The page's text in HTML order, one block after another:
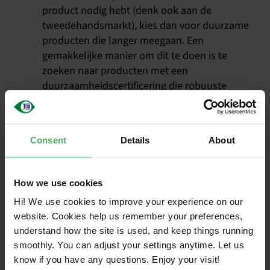
Consent Details About
How we use cookies
Hi! We use cookies to improve your experience on our
website. Cookies help us remember your preferences,
understand how the site is used, and keep things running
smoothly. You can adjust your settings anytime. Let us
know if you have any questions. Enjoy your visit!
product nodig hebt (denk ook aan de
tweedehandsmarkt), kies dan voor duurzame
producten die langer meegaan. Een
gemakkelijke manier om dit te doen is te
zoeken naar producten met een
duurzaamheidscertificering die robuuste
criteria bevat en onafhankelijke verificatie
vereist. Overweeg de e-waste voetafdruk van
door een product met een vergelijkbare
voetafdruk te recyclen, hetzij door de
compensatie als dienst aan te schaffen.
Refurbish, remanufacture of recycle!
Elektronica bevat waardevolle grondstoffen
die kunnen worden hergebruikt of gerecycled.
Als het niet mogelijk is om uw oude
producten te hergebruiken of te verkopen,
stuur ze dan naar een programma voor